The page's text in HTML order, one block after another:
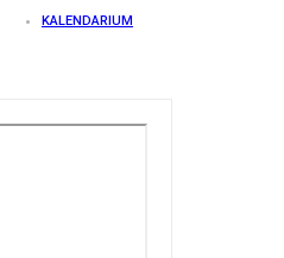
KALENDARIUM